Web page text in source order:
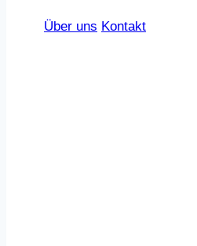
Über uns Kontakt